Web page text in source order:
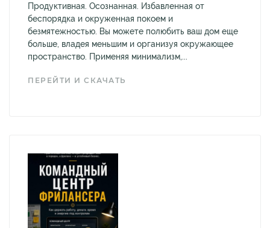
Продуктивная. Осознанная. Избавленная от
беспорядка и окруженная покоем и
безмятежностью. Вы можете полюбить ваш дом еще
больше, владея меньшим и организуя окружающее
пространство. Применяя минимализм,...
ПЕРЕЙТИ И СКАЧАТЬ